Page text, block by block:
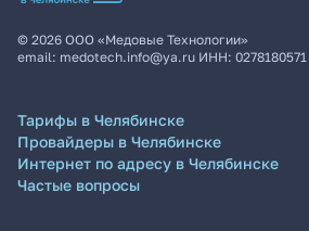
© 2026 ООО «Медовые Технологии»
email: medotech.info@ya.ru ИНН: 0278180571
Тарифы в Челябинске
Провайдеры в Челябинске
Интернет по адресу в Челябинске
Частые вопросы